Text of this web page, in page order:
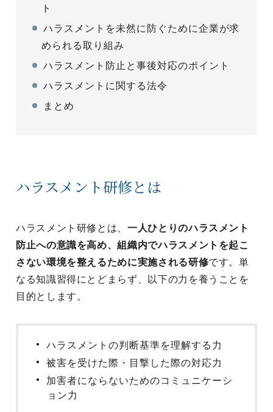
ト
ハラスメントを未然に防ぐために企業が求
められる取り組み
ハラスメント防止と事後対応のポイント
ハラスメントに関する法令
まとめ
ハラスメント研修とは
ハラスメント研修とは、一人ひとりのハラスメント
防止への意識を高め、組織内でハラスメントを起こ
さない環境を整えるために実施される研修です。単
なる知識習得にとどまらず、以下の力を養うことを
目的とします。
ハラスメントの判断基準を理解する力
被害を受けた際・目撃した際の対応力
加害者にならないためのコミュニケーシ
ョン力